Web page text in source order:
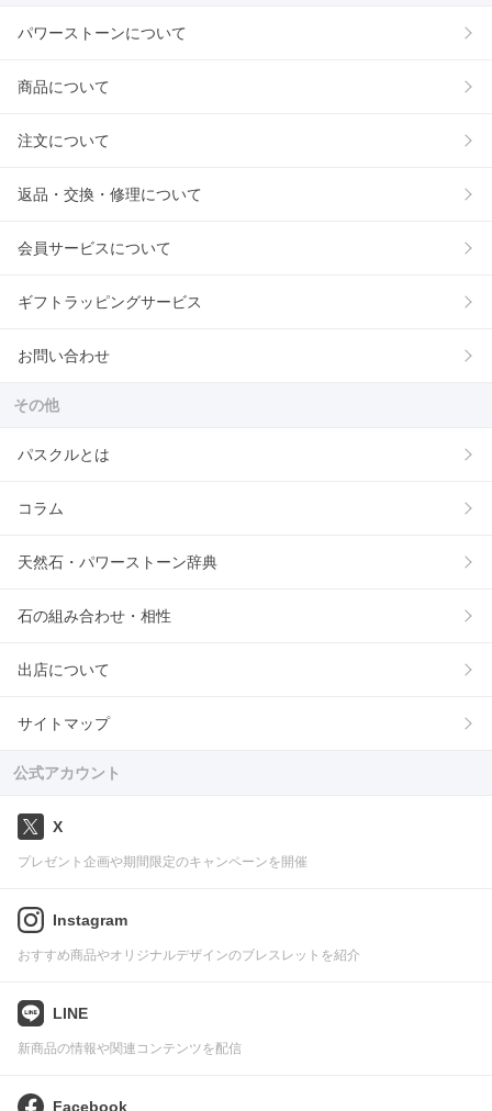
パワーストーンについて
商品について
注文について
返品・交換・修理について
会員サービスについて
ギフトラッピングサービス
お問い合わせ
その他
パスクルとは
コラム
天然石・パワーストーン辞典
石の組み合わせ・相性
出店について
サイトマップ
公式アカウント
X
プレゼント企画や期間限定のキャンペーンを開催
Instagram
おすすめ商品やオリジナルデザインのブレスレットを紹介
LINE
新商品の情報や関連コンテンツを配信
Facebook